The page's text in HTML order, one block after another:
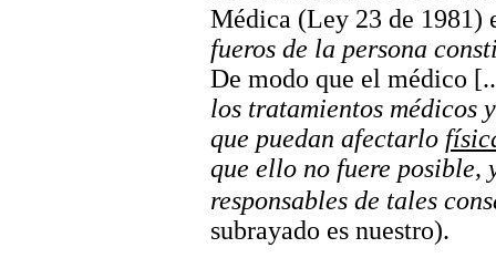
Médica (Ley 23 de 1981)
fueros de la persona
De modo que el médico
los tratamientos médicos
que puedan afectarlo
que ello no fuere posible,
responsables de tales
subrayado es nuestro).